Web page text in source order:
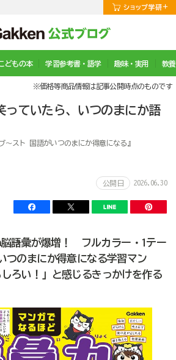
どもの本 学習参考書・語学 趣味・実用 教
※価格等商品情報は記事公開時点のものです
っていたら、いつのまにか語
～スト 国語がいつのまにか得意になる』
公開日 2026.06.30
脳→語彙が爆増！ フルカラー・1テー
つのまにか得意になる学習マン
ろい！」と感じるきっかけを作る